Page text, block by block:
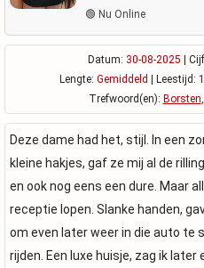
🟢 Nu Online
Datum: 30-08-2025 |
Lengte: Gemiddeld | Leestijd:
Trefwoord(en): Borsten,
Deze dame had het, stijl. In een
kleine hakjes, gaf ze mij al de
en ook nog eens een dure. Maar
receptie lopen. Slanke handen,
om even later weer in die auto te
rijden. Een luxe huisje, zag ik